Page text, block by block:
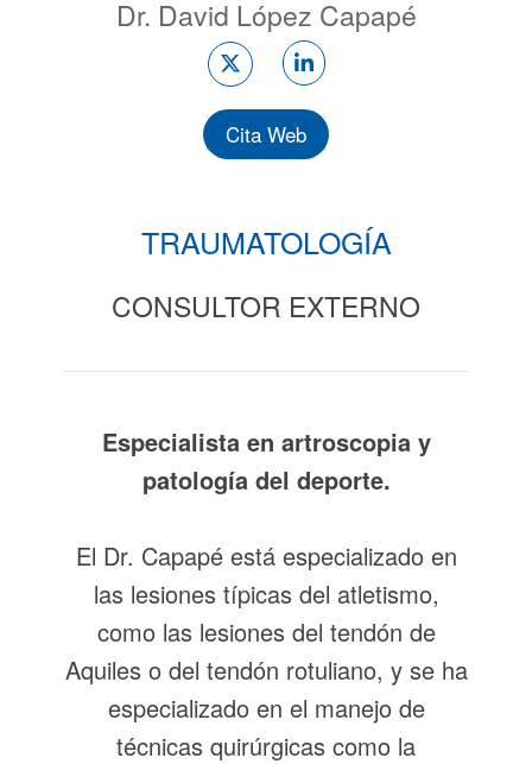
Dr. David López Capapé
Cita Web
TRAUMATOLOGÍA
CONSULTOR EXTERNO
Especialista en artroscopia y
patología del deporte.
El Dr. Capapé está especializado en
las lesiones típicas del atletismo,
como las lesiones del tendón de
Aquiles o del tendón rotuliano, y se ha
especializado en el manejo de
técnicas quirúrgicas como la